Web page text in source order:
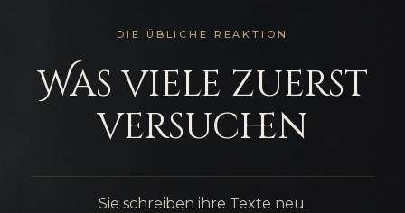
DIE ÜBLICHE REAKTION
Was viele zuerst
versuchen
Sie schreiben ihre Texte neu.